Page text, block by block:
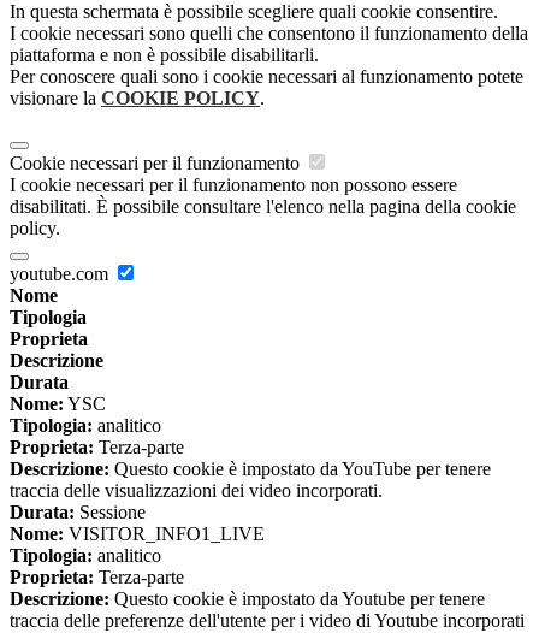
In questa schermata è possibile scegliere quali cookie consentire.
I cookie necessari sono quelli che consentono il funzionamento della
piattaforma e non è possibile disabilitarli.
Per conoscere quali sono i cookie necessari al funzionamento potete
visionare la COOKIE POLICY.
Cookie necessari per il funzionamento
I cookie necessari per il funzionamento non possono essere
disabilitati. È possibile consultare l'elenco nella pagina della cookie
policy.
youtube.com
Nome
Tipologia
Proprieta
Descrizione
Durata
Nome: YSC
Tipologia: analitico
Proprieta: Terza-parte
Descrizione: Questo cookie è impostato da YouTube per tenere
traccia delle visualizzazioni dei video incorporati.
Durata: Sessione
Nome: VISITOR_INFO1_LIVE
Tipologia: analitico
Proprieta: Terza-parte
Descrizione: Questo cookie è impostato da Youtube per tenere
traccia delle preferenze dell'utente per i video di Youtube incorporati